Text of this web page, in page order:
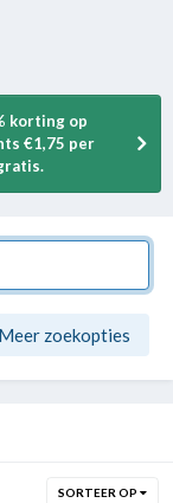
korting op
€1,75 per
Meer zoekopties
SORTEER OP